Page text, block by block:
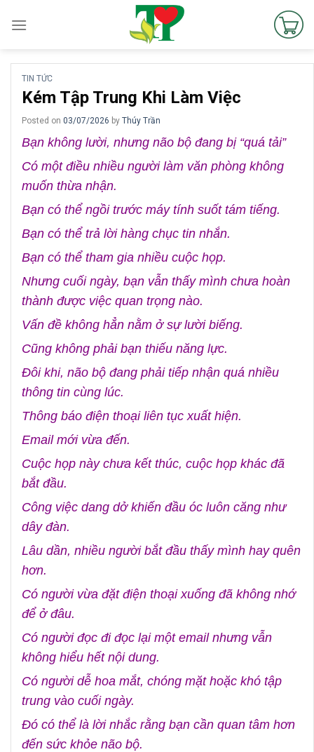
TIN TỨC
Kém Tập Trung Khi Làm Việc
Posted on 03/07/2026 by Thúy Trần
Bạn không lười, nhưng não bộ đang bị “quá tải”
Có một điều nhiều người làm văn phòng không
muốn thừa nhận.
Bạn có thể ngồi trước máy tính suốt tám tiếng.
Bạn có thể trả lời hàng chục tin nhắn.
Bạn có thể tham gia nhiều cuộc họp.
Nhưng cuối ngày, bạn vẫn thấy mình chưa hoàn
thành được việc quan trọng nào.
Vấn đề không hẳn nằm ở sự lười biếng.
Cũng không phải bạn thiếu năng lực.
Đôi khi, não bộ đang phải tiếp nhận quá nhiều
thông tin cùng lúc.
Thông báo điện thoại liên tục xuất hiện.
Email mới vừa đến.
Cuộc họp này chưa kết thúc, cuộc họp khác đã
bắt đầu.
Công việc dang dở khiến đầu óc luôn căng như
dây đàn.
Lâu dần, nhiều người bắt đầu thấy mình hay quên
hơn.
Có người vừa đặt điện thoại xuống đã không nhớ
để ở đâu.
Có người đọc đi đọc lại một email nhưng vẫn
không hiểu hết nội dung.
Có người dễ hoa mắt, chóng mặt hoặc khó tập
trung vào cuối ngày.
Đó có thể là lời nhắc rằng bạn cần quan tâm hơn
đến sức khỏe não bộ.